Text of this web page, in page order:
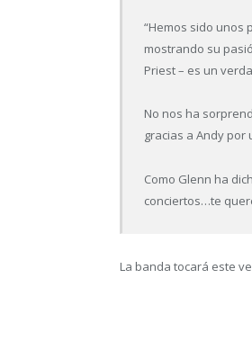
“Hemos sido unos
mostrando su
Priest – es un
No nos ha
gracias a Andy
Como Glenn ha
conciertos…te
La banda tocará este